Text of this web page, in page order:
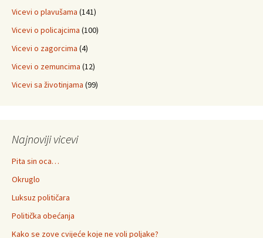
Vicevi o plavušama (141)
Vicevi o policajcima (100)
Vicevi o zagorcima (4)
Vicevi o zemuncima (12)
Vicevi sa životinjama (99)
Najnoviji vicevi
Pita sin oca…
Okruglo
Luksuz političara
Politička obećanja
Kako se zove cvijeće koje ne voli poljake?